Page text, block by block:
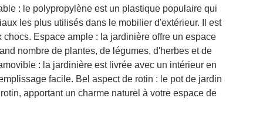
: le polypropylène est un plastique populaire qui
les plus utilisés dans le mobilier d'extérieur. Il est
chocs. Espace ample : la jardinière offre un espace
nombre de plantes, de légumes, d'herbes et de
: la jardinière est livrée avec un intérieur en
facile. Bel aspect de rotin : le pot de jardin
apportant un charme naturel à votre espace de